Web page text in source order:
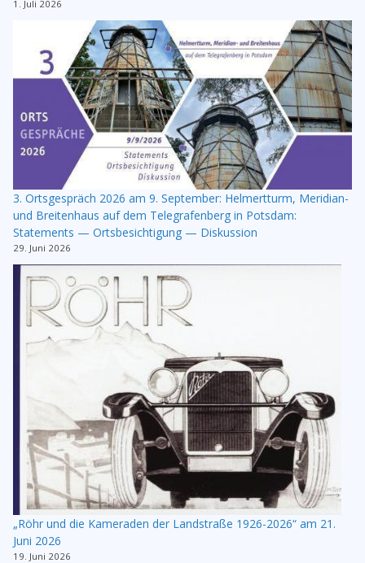
1. Juli 2026
3. Ortsgespräch 2026 am 9. September: Helmertturm, Meridian-
und Breitenhaus auf dem Telegrafenberg in Potsdam:
Statements — Ortsbesichtigung — Diskussion
29. Juni 2026
„Röhr und die Kameraden der Landstraße 1926-2026“ am 21.
Juni 2026
19. Juni 2026